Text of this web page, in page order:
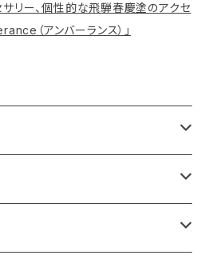
リー、個性的な飛騨春慶塗のアクセ
（アンバーランス）」